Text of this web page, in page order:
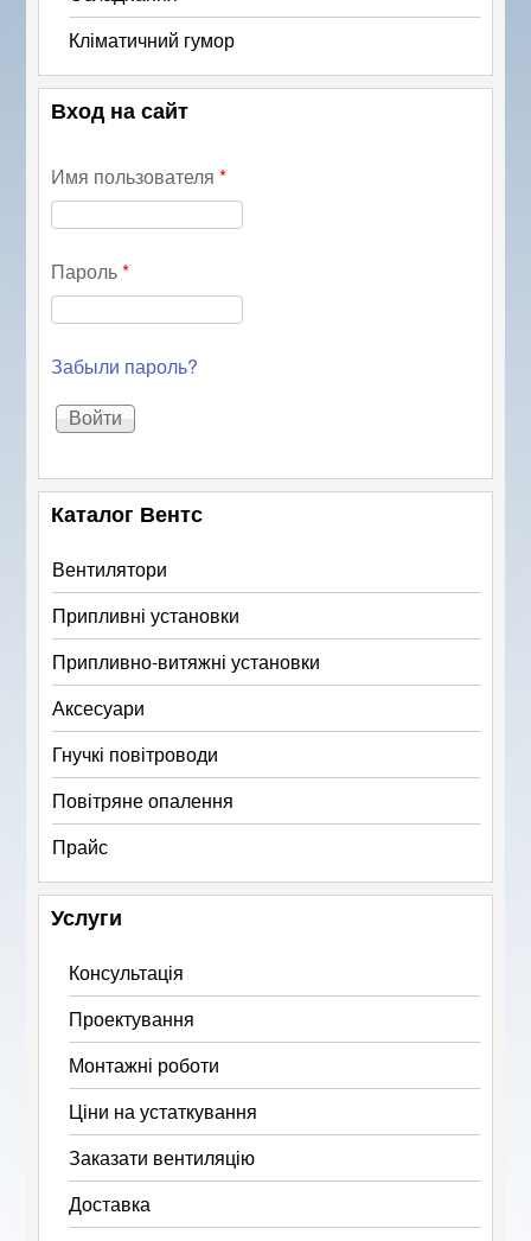
Кліматичний гумор
Вход на сайт
Имя пользователя*
Пароль*
Забыли пароль?
Каталог Вентс
Вентилятори
Припливні установки
Припливно-витяжні установки
Аксесуари
Гнучкі повітроводи
Повітряне опалення
Прайс
Услуги
Консультація
Проектування
Монтажні роботи
Ціни на устаткування
Заказати вентиляцію
Доставка